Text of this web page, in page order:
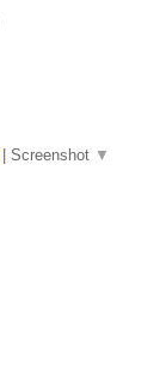
Screenshot ▼